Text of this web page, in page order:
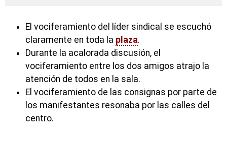
El vociferamiento del líder sindical se escuchó
claramente en toda la plaza.
Durante la acalorada discusión, el
vociferamiento entre los dos amigos atrajo la
atención de todos en la sala.
El vociferamiento de las consignas por parte de
los manifestantes resonaba por las calles del
centro.